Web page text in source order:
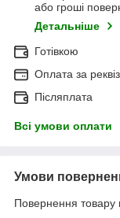
або гроші
Детальніше
Готівкою
Оплата за
Післяплата
Всі умови оплати
Умови
Повернення товару